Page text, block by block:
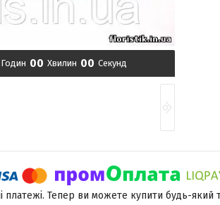
Годин 00 Хвилин 00 Секунд
платежі. Тепер ви можете купити будь-